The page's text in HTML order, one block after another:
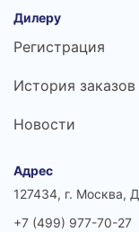
Дилеру
Регистрация
История заказов
Новости
Адрес
127434, г. Москва,
+7 (499) 977-70-27